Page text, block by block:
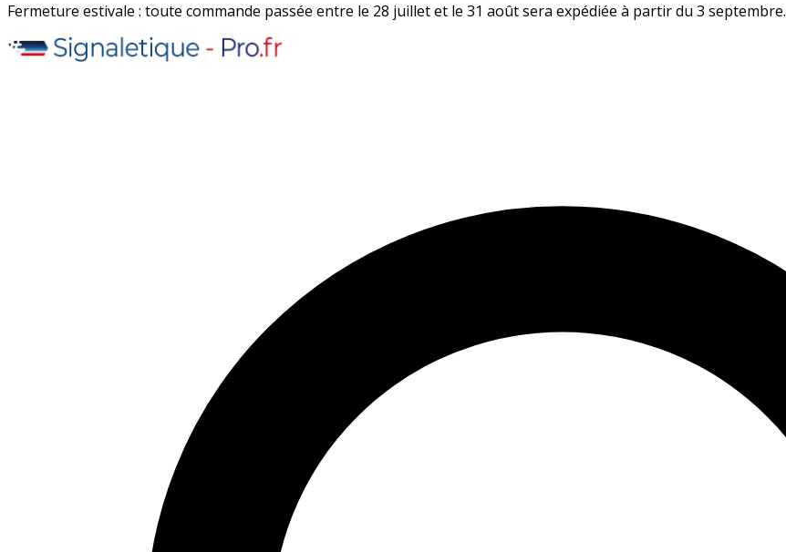
Fermeture estivale : toute commande passée entre le 28 juillet et le 31 août sera expédiée à partir du 3 septembre.